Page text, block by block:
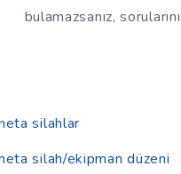
bulamazsanız,
silahlar
silah/ekipman düzeni